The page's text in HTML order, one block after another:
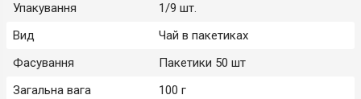
Упакування
1/9 шт.
Вид
Чай в пакетиках
Фасування
Пакетики 50 шт
Загальна вага
100 г